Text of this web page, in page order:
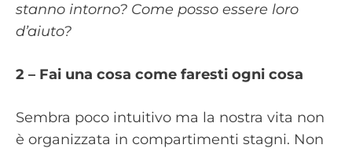
stanno intorno? Come posso essere loro
d’aiuto?
2 – Fai una cosa come faresti ogni cosa
Sembra poco intuitivo ma la nostra vita non
è organizzata in compartimenti stagni. Non